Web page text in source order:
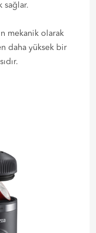
sağlar.
mekanik olarak
daha yüksek bir